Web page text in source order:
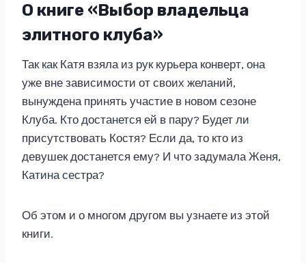
О книге «Выбор владельца
элитного клуба»
Так как Катя взяла из рук курьера конверт, она
уже вне зависимости от своих желаний,
вынуждена принять участие в новом сезоне
Клуба. Кто достанется ей в пару? Будет ли
присутствовать Костя? Если да, то кто из
девушек достанется ему? И что задумала Женя,
Катина сестра?
Об этом и о многом другом вы узнаете из этой
книги.